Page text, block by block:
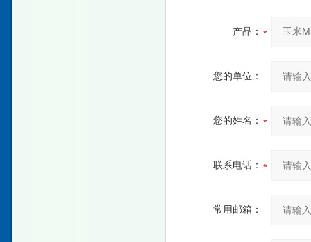
产品：
您的单位：
您的姓名：
联系电话：
常用邮箱：